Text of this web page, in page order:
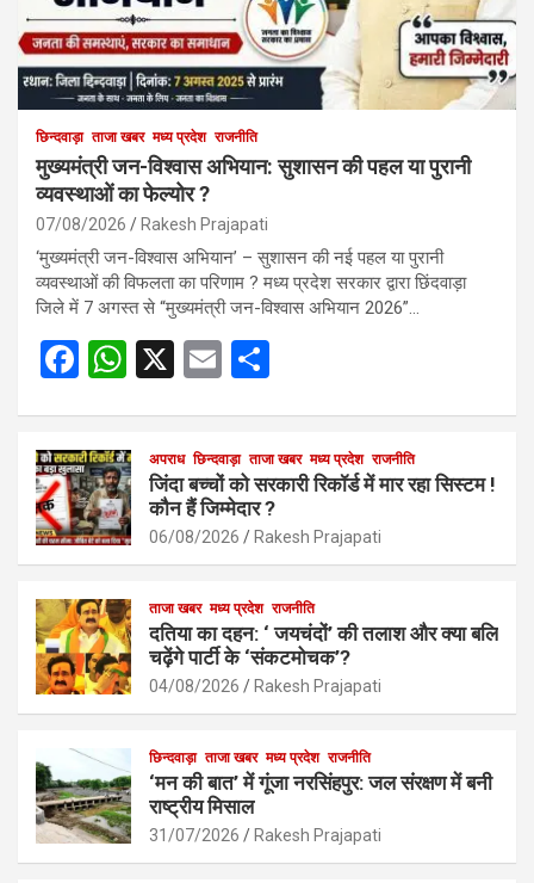
छिन्दवाड़ा ताजा खबर मध्य प्रदेश राजनीति
मुख्यमंत्री जन-विश्वास अभियान: सुशासन की पहल या पुरानी
व्यवस्थाओं का फेल्योर ?
07/08/2026 Rakesh Prajapati
‘मुख्यमंत्री जन-विश्वास अभियान’ – सुशासन की नई पहल या पुरानी
व्यवस्थाओं की विफलता का परिणाम ? मध्य प्रदेश सरकार द्वारा छिंदवाड़ा
जिले में 7 अगस्त से “मुख्यमंत्री जन-विश्वास अभियान 2026”…
F
b
o
o
k
W
s
A
p
p
X
E
e
अपराध छिन्दवाड़ा ताजा खबर मध्य प्रदेश राजनीति
जिंदा बच्चों को सरकारी रिकॉर्ड में मार रहा सिस्टम !
कौन हैं जिम्मेदार ?
06/08/2026 Rakesh Prajapati
ताजा खबर मध्य प्रदेश राजनीति
दतिया का दहन: ‘ जयचंदों’ की तलाश और क्या बलि
चढ़ेंगे पार्टी के ‘संकटमोचक’?
04/08/2026 Rakesh Prajapati
छिन्दवाड़ा ताजा खबर मध्य प्रदेश राजनीति
‘मन की बात’ में गूंजा नरसिंहपुर: जल संरक्षण में बनी
राष्ट्रीय मिसाल
31/07/2026 Rakesh Prajapati